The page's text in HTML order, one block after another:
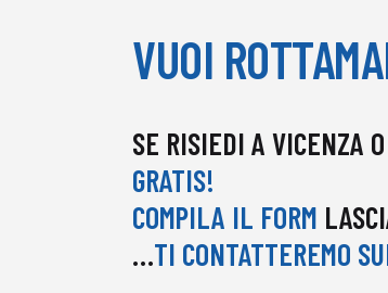
VUOI
SE RISIEDI A VICENZA
GRATIS!
COMPILA IL FORM
…TI CONTATTEREMO